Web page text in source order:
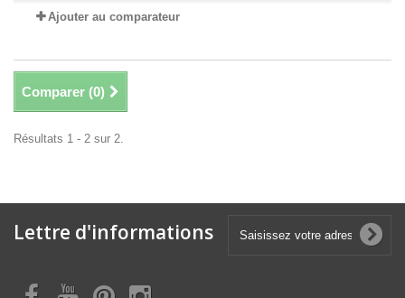
Ajouter au comparateur
Comparer (0)
Résultats 1 - 2 sur 2.
Lettre d'informations